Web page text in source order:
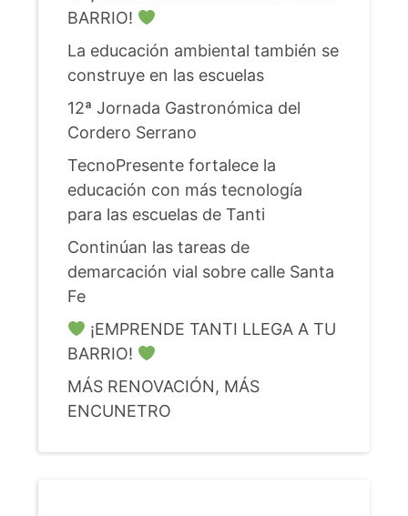
BARRIO!
La educación ambiental también se
construye en las escuelas
12ª Jornada Gastronómica del
Cordero Serrano
TecnoPresente fortalece la
educación con más tecnología
para las escuelas de Tanti
Continúan las tareas de
demarcación vial sobre calle Santa
Fe
¡EMPRENDE TANTI LLEGA A TU
BARRIO!
MÁS RENOVACIÓN, MÁS
ENCUNETRO